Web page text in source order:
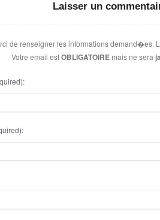
Laisser un
de renseigner les informations demand�es.
Votre email estOBLIGATOIRE mais ne sera
:
: